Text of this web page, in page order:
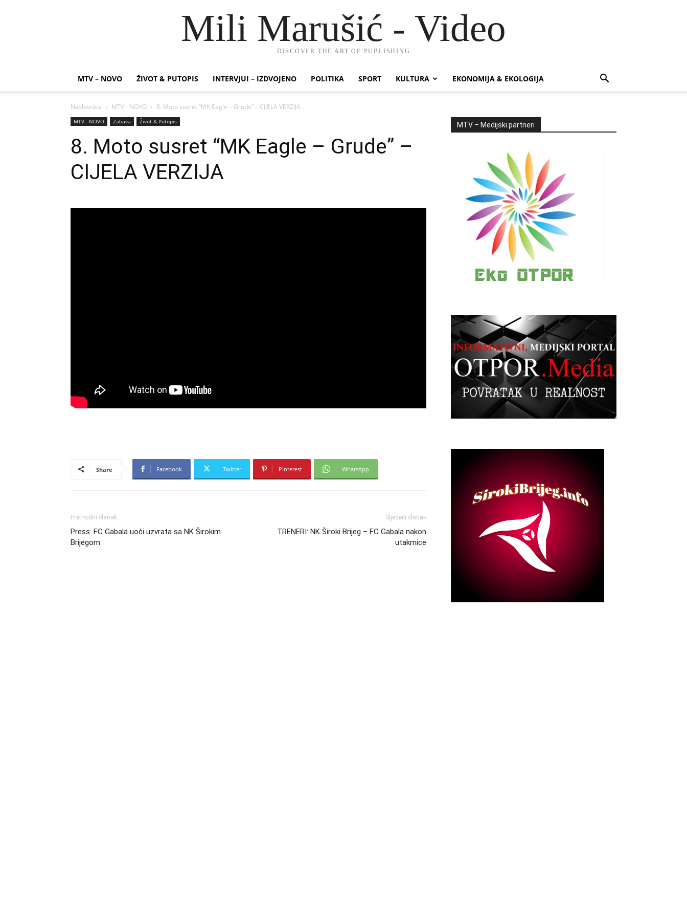
Mili Marušić - Video
DISCOVER THE ART OF PUBLISHING
MTV – NOVO ŽIVOT & PUTOPIS INTERVJUI – IZDVOJENO POLITIKA SPORT KULTURA EKONOMIJA & EKOLOGIJA
Naslovnica MTV - NOVO 8. Moto susret “MK Eagle – Grude” – CIJELA VERZIJA
MTV - NOVO Zabava Život & Putopis
8. Moto susret “MK Eagle – Grude” –
CIJELA VERZIJA
Share Facebook Twitter Pinterest WhatsApp
Prethodni članak
Press: FC Gabala uoči uzvrata sa NK Širokim
Brijegom
Sljedeći članak
TRENERI: NK Široki Brijeg – FC Gabala nakon
utakmice
MTV – Medijski partneri